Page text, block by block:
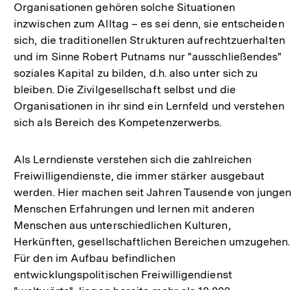
Organisationen gehören solche Situationen
inzwischen zum Alltag – es sei denn, sie entscheiden
sich, die traditionellen Strukturen aufrechtzuerhalten
und im Sinne Robert Putnams nur "ausschließendes"
soziales Kapital zu bilden, d.h. also unter sich zu
bleiben. Die Zivilgesellschaft selbst und die
Organisationen in ihr sind ein Lernfeld und verstehen
sich als Bereich des Kompetenzerwerbs.
Als Lerndienste verstehen sich die zahlreichen
Freiwilligendienste, die immer stärker ausgebaut
werden. Hier machen seit Jahren Tausende von jungen
Menschen Erfahrungen und lernen mit anderen
Menschen aus unterschiedlichen Kulturen,
Herkünften, gesellschaftlichen Bereichen umzugehen.
Für den im Aufbau befindlichen
entwicklungspolitischen Freiwilligendienst